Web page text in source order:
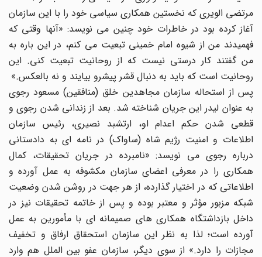
مرتضی الویری که نخستین همکاری سیاسی خود را با این سازمان
آغاز کرده بود در خاطرات خود چنین می نویسد: «آنها وقتی که
فهمیدند من از شیوه امام خمینی تبعیت می کنم، در این باره به
من گفتند کار درستی نیست که از روحانیت تبعیت کنی. این
روحانیت است که باید به دنبال قشر پیشرو بیایند و نه بالعکس.»
پس از استحاله سازمان مجاهدین خلق (منافقین) مسعود رجوی
به عنوان لیدر این جریان شناخته شد. بعد از زندانی شدن رجوی و
قطعی شدن حکم اعدام او، ارتشبد نصیری، رئیس سازمان
اطلاعات و امنیت رژیم شاه (ساواک) در نامه ای به دادستانی
درباره رجوی می نویسد: «نامبرده در جریان تحقیقات، کمال
همکاری را در معرفی اعضای سازمان مکشوفه به عمل آورده و
اطلاعاتی که در اختیار گذارده، از هر جهت در روشن شدن وضعیت
شبکه مزبور مؤثر و معتبر بوده و پس از خاتمه تحقیقات نیز در
داخل بازداشتگاه همکاری های صمیمانه ای با مأمورین به عمل
آورده است؛ لذا به نظر این سازمان استحقاق ارفاق و تخفیف
مجازات را دارد.» از سوی دیگر، سازمان عفو بین الملل هم وارد